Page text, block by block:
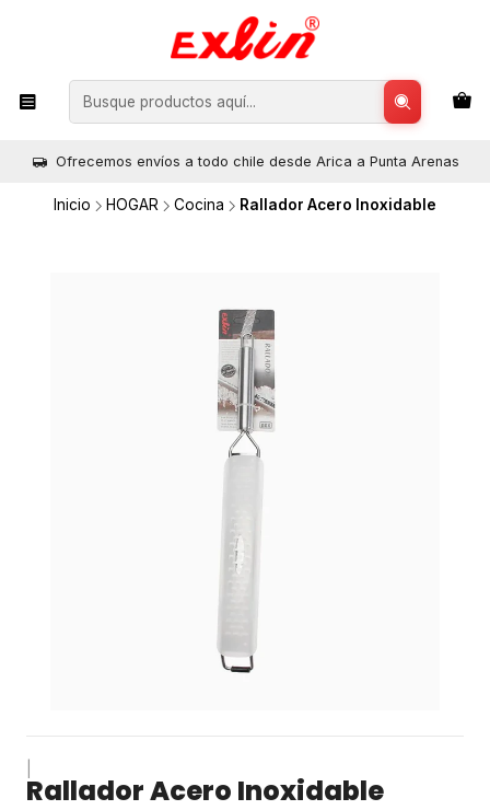
Ofrecemos envíos a todo chile desde Arica a Punta Arenas
Inicio HOGAR Cocina Rallador Acero Inoxidable
Rallador Acero Inoxidable